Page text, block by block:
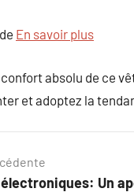
En savoir plus
absolu de ce
et adoptez la
Un